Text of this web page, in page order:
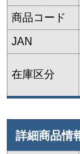
商品コード
JAN
在庫区分
詳細商品情